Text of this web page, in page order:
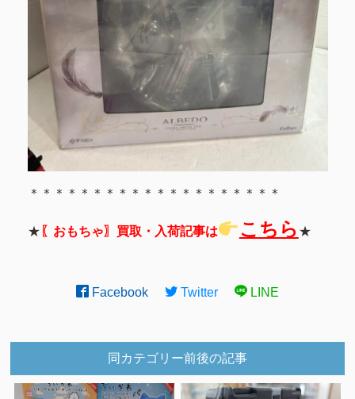
＊＊＊＊＊＊＊＊＊＊＊＊＊＊＊＊＊＊＊＊
★ 〖おもちゃ〗買取・入荷記事は こちら ★
Facebook Twitter LINE
同カテゴリー前後の記事